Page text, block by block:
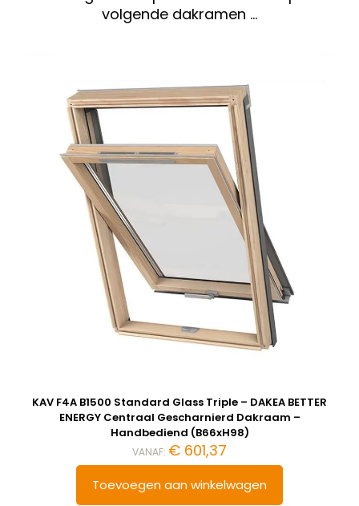
volgende dakramen …
KAV F4A B1500 Standard Glass Triple – DAKEA BETTER
ENERGY Centraal Gescharnierd Dakraam –
Handbediend (B66xH98)
VANAF: € 601,37
Toevoegen aan winkelwagen